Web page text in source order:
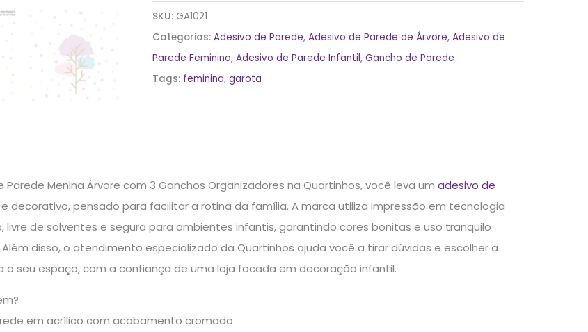
SKU: GA1021
Categorias:Adesivo de Parede,Adesivo de Parede de Árvore,Adesivo de
Parede Feminino,Adesivo de Parede Infantil,Gancho de Parede
Tags: feminina,garota
Parede Menina Árvore com 3 Ganchos Organizadores na Quartinhos, você leva um adesivo de
decorativo, pensado para facilitar a rotina da família. A marca utiliza impressão em tecnologia
livre de solventes e segura para ambientes infantis, garantindo cores bonitas e uso tranquilo
disso, o atendimento especializado da Quartinhos ajuda você a tirar dúvidas e escolher a
o seu espaço, com a confiança de uma loja focada em decoração infantil.
em acrílico com acabamento cromado